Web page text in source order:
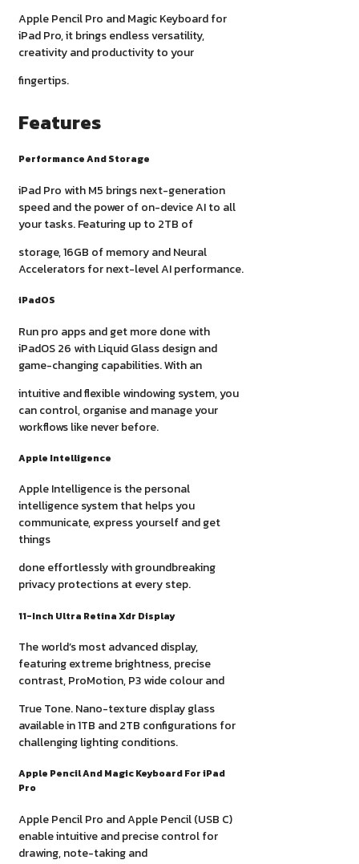
Apple Pencil Pro and Magic Keyboard for
iPad Pro, it brings endless versatility,
creativity and productivity to your
fingertips.
Features
Performance And Storage
iPad Pro with M5 brings next-generation
speed and the power of on-device AI to all
your tasks. Featuring up to 2TB of
storage, 16GB of memory and Neural
Accelerators for next-level AI performance.
iPadOS
Run pro apps and get more done with
iPadOS 26 with Liquid Glass design and
game-changing capabilities. With an
intuitive and flexible windowing system, you
can control, organise and manage your
workflows like never before.
Apple Intelligence
Apple Intelligence is the personal
intelligence system that helps you
communicate, express yourself and get
things
done effortlessly with groundbreaking
privacy protections at every step.
11-Inch Ultra Retina Xdr Display
The world’s most advanced display,
featuring extreme brightness, precise
contrast, ProMotion, P3 wide colour and
True Tone. Nano-texture display glass
available in 1TB and 2TB configurations for
challenging lighting conditions.
Apple Pencil And Magic Keyboard For iPad
Pro
Apple Pencil Pro and Apple Pencil (USB C)
enable intuitive and precise control for
drawing, note-taking and